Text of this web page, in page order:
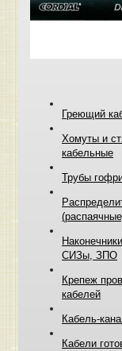
Греющий
Хомуты и
кабельные
Трубы
СИЗы, ЗПО
Крепеж
кабелей
Кабель-
Кабели